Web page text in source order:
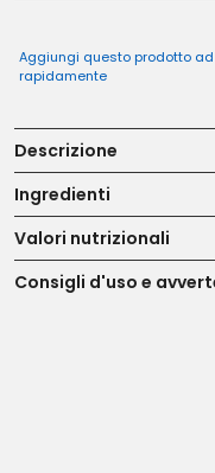
Aggiungi questo prodotto
rapidamente
Descrizione
Ingredienti
Valori nutrizionali
Consigli d'uso e